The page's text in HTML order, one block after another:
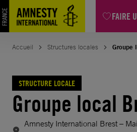
FAIRE
Aller
au
contenu
Accueil Structures locales Groupe
STRUCTURE LOCALE
Groupe local
Amnesty International Brest –